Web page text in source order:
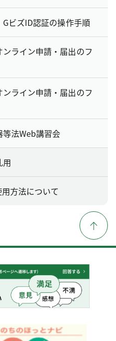
GビズID認証の操作手順
ンライン申請・届出のフ
ンライン申請・届出のフ
法Web講習会
用
方法について